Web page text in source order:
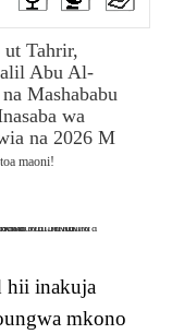
Tahrir,
Abu Al-
Mashababu
wa
na 2026 M
maoni!
hii inakuja
mkono